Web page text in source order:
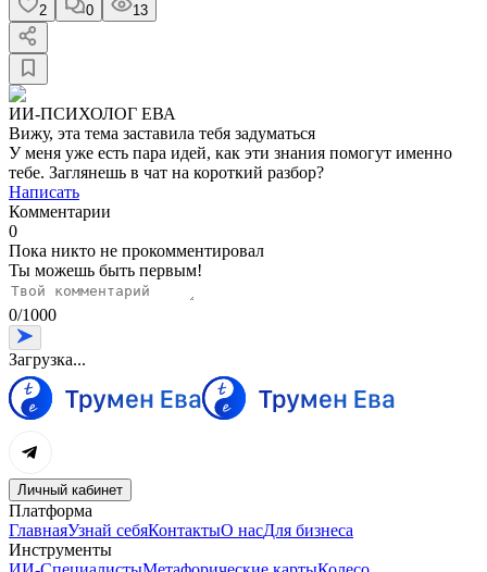
2 0 13
ИИ-ПСИХОЛОГ ЕВА
Вижу, эта тема заставила тебя задуматься
У меня уже есть пара идей, как эти знания помогут именно
тебе. Заглянешь в чат на короткий разбор?
Написать
Комментарии
0
Пока никто не прокомментировал
Ты можешь быть первым!
0/1000
Загрузка...
Личный кабинет
Платформа
ГлавнаяУзнай себяКонтактыО насДля бизнеса
Инструменты